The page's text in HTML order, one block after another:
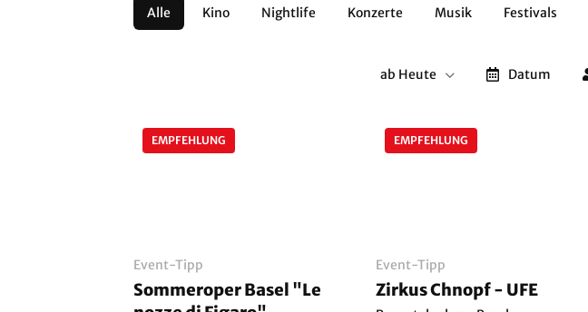
Alle Kino Nightlife Konzerte Musik Festivals
ab Heute Datum
EMPFEHLUNG
Event-Tipp
Sommeroper Basel "Le
EMPFEHLUNG
Event-Tipp
Zirkus Chnopf - UFE